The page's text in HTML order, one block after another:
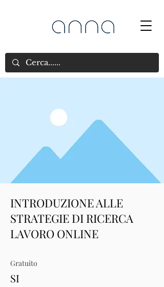
INTRODUZIONE ALLE
STRATEGIE DI RICERCA
LAVORO ONLINE
Gratuito
SI